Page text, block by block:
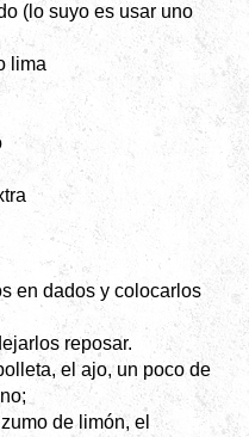
(lo suyo es usar uno
lima
en dados y colocarlos
reposar.
el ajo, un poco de
de limón, el